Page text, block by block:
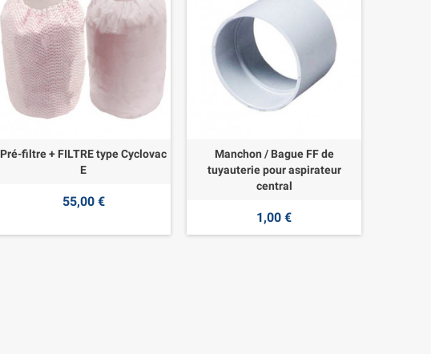
Pré-filtre + FILTRE type Cyclovac
E
55,00 €
Manchon / Bague FF de
tuyauterie pour aspirateur
central
1,00 €